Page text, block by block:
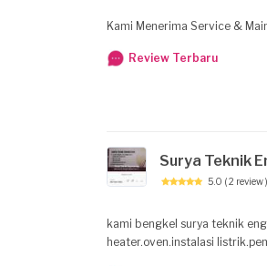
Kami Menerima Service &
Review Terbaru
Surya Teknik
5.0 ( 2 review )
kami bengkel surya teknik engineeeing melayani jasa servis dan perbaikan
heater.oven.instalasi